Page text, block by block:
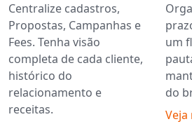
Centralize cadastros,
Propostas, Campanhas e
Fees. Tenha visão
completa de cada cliente,
histórico do
relacionamento e
receitas.
um
do
Veja